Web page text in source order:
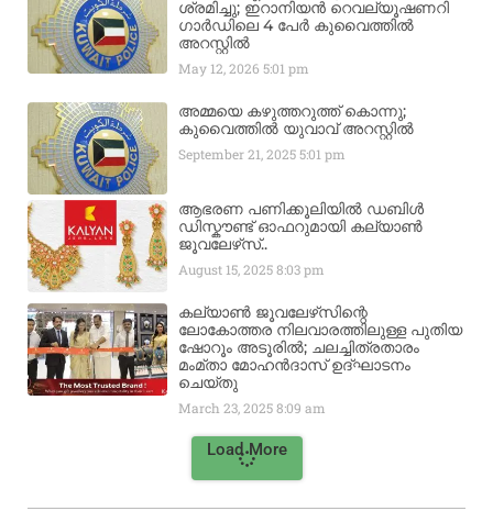
ശ്രമിച്ചു; ഇറാനിയൻ റെവല്യൂഷണറി
ഗാർഡിലെ 4 പേർ കുവൈത്തിൽ
അറസ്റ്റിൽ
May 12, 20265:01 pm
അമ്മയെ കഴുത്തറുത്ത് കൊന്നു;
കുവൈത്തിൽ യുവാവ് അറസ്റ്റിൽ
September 21, 20255:01 pm
ആഭരണ പണിക്കൂലിയിൽ ഡബിൾ
ഡിസ്കൗണ്ട് ഓഫറുമായി കല്യാൺ
ജൂവലേഴ്‌സ്..
August 15, 20258:03 pm
കല്യാൺ ജൂവലേഴ്‌സിന്റെ
ലോകോത്തര നിലവാരത്തിലുള്ള പുതിയ
ഷോറൂം അടൂരിൽ; ചലച്ചിത്രതാരം
മംമ്താ മോഹൻദാസ് ഉദ്ഘാടനം
ചെയ്‌തു
March 23, 20258:09 am
Load More